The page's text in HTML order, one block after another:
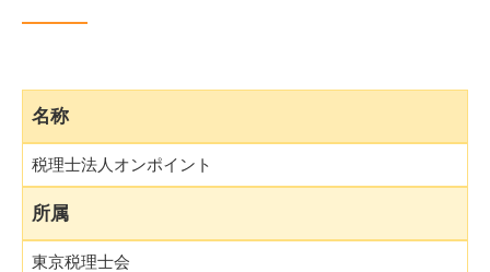
名称
税理士法人オンポイント
所属
東京税理士会